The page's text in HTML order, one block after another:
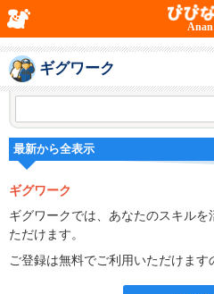
Anan
ギグワーク
最新から全表示
ギグワーク
ギグワークでは、あなたのスキル
ただけます。
ご登録は無料でご利用いただけます